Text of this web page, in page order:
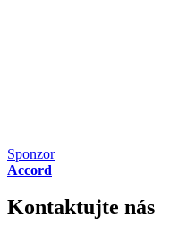
Sponzor
Accord
Kontaktujte nás